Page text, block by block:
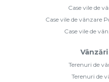
Case vile de
Case vile de vânzare
Case vile de
Terenuri de
Terenuri de